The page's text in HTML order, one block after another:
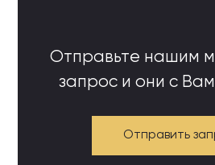
Отправьте нашим
запрос и они с
Отправить